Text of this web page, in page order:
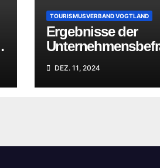
TOURISMUSVERBAND VOGTLAND
Ergebnisse der
Vogtland
DEZ. 11, 2024